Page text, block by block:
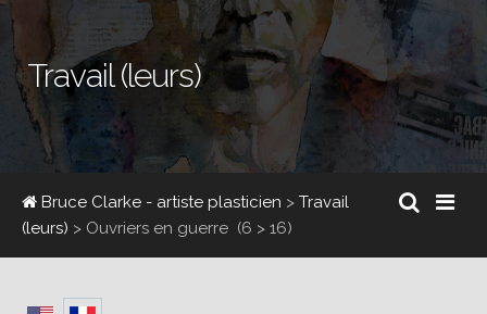
Travail (leurs)
Bruce Clarke - artiste plasticien > Travail
(leurs) > Ouvriers en guerre (6 > 16)